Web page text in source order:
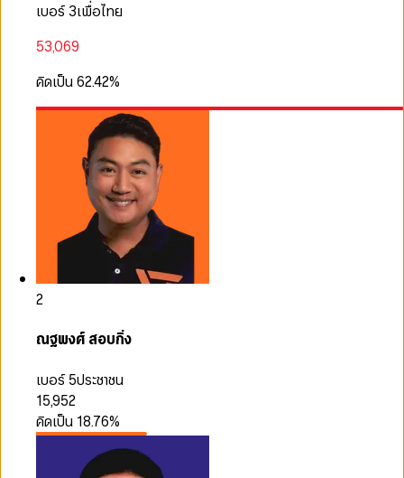
เบอร์ 3เพื่อไทย
53,069
คิดเป็น62.42%
2
ณฐพงศ์ สอบกิ่ง
เบอร์ 5ประชาชน
15,952
คิดเป็น 18.76%